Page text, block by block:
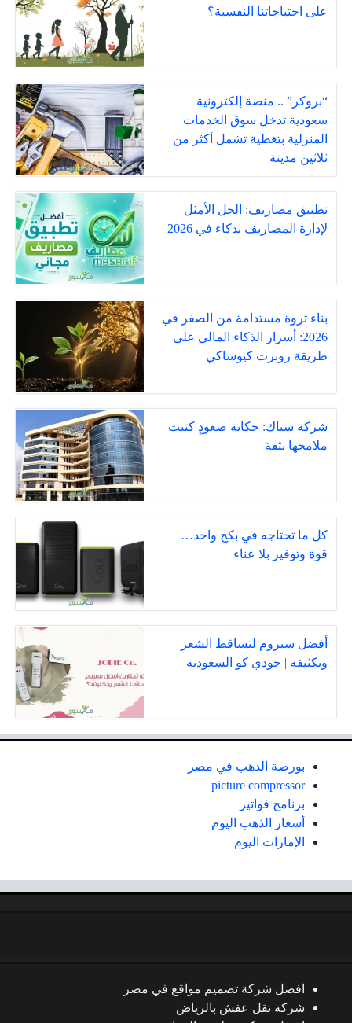
على احتياجاتنا النفسية؟
“بروكر” .. منصة إلكترونية
سعودية تدخل سوق الخدمات
المنزلية بتغطية تشمل أكثر من
ثلاثين مدينة
تطبيق مصاريف: الحل الأمثل
لإدارة المصاريف بذكاء في 2026
بناء ثروة مستدامة من الصفر في
2026: أسرار الذكاء المالي على
طريقة روبرت كيوساكي
شركة سياك: حكاية صعودٍ كتبت
ملامحها بثقة
كل ما تحتاجه في بكج واحد…
قوة وتوفير بلا عناء
أفضل سيروم لتساقط الشعر
وتكثيفه | جودي كو السعودية
بورصة الذهب في مصر
picture compressor
برنامج فواتير
أسعار الذهب اليوم
الإمارات اليوم
افضل شركة تصميم مواقع في مصر
شركة نقل عفش بالرياض